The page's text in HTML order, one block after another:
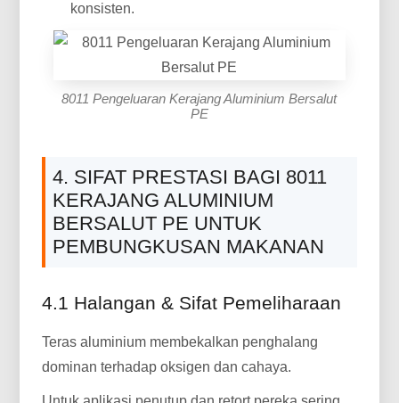
konsisten.
8011 Pengeluaran Kerajang Aluminium Bersalut
PE
4. SIFAT PRESTASI BAGI 8011
KERAJANG ALUMINIUM
BERSALUT PE UNTUK
PEMBUNGKUSAN MAKANAN
4.1 Halangan & Sifat Pemeliharaan
Teras aluminium membekalkan penghalang
dominan terhadap oksigen dan cahaya.